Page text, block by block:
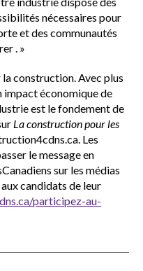
nécessaires pour
et des communautés
. »
la construction. Avec plus
impact économique de
est le fondement de
La construction pour les
Les
le message en
sur les médias
candidats de leur
participez-au-